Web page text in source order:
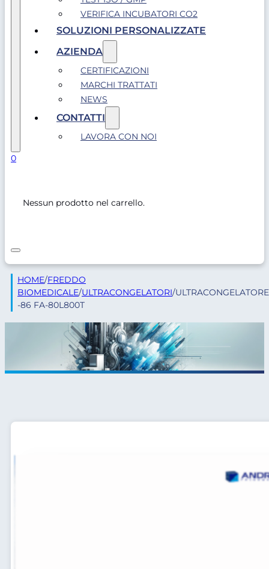
VERIFICA INCUBATORI CO2
SOLUZIONI PERSONALIZZATE
AZIENDA
CERTIFICAZIONI
MARCHI TRATTATI
NEWS
CONTATTI
LAVORA CON NOI
0
Nessun prodotto nel carrello.
HOME/FREDDO
BIOMEDICALE/ULTRACONGELATORI/ULTRACONGELATORE
-86 FA-80L800T